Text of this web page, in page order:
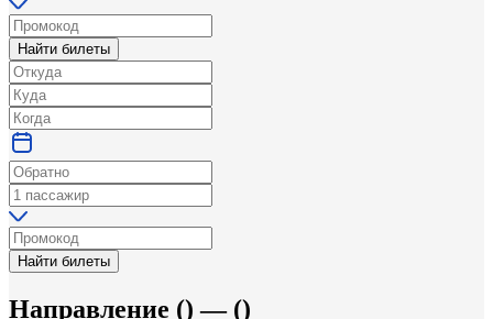
Найти билеты
Найти билеты
Направление () — ()